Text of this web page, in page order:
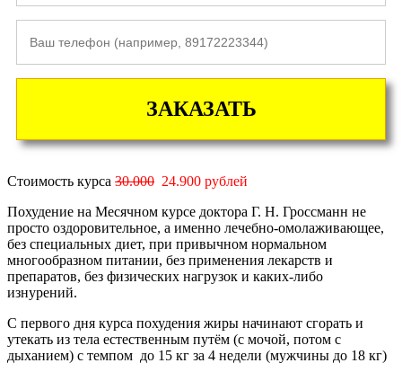
ЗАКАЗАТЬ
Стоимость курса 30.000 24.900 рублей
Похудение на Месячном курсе доктора Г. Н. Гроссманн не
просто оздоровительное, а именно лечебно-омолаживающее,
без специальных диет, при привычном нормальном
многообразном питании, без применения лекарств и
препаратов, без физических нагрузок и каких-либо
изнурений.
С первого дня курса похудения жиры начинают сгорать и
утекать из тела естественным путём (с мочой, потом с
дыханием) с темпом до 15 кг за 4 недели (мужчины до 18 кг)